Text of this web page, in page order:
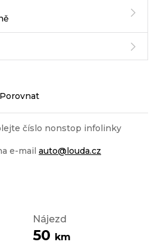
Nájezd
50 km
Porovnat
číslo nonstop infolinky
e-mail auto@louda.cz